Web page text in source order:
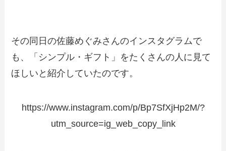
その同日の佐藤めぐみさんのインスタグラムで
も、「シンプル・ギフト」をたくさんの人に見て
ほしいと紹介していたのです。
https://www.instagram.com/p/Bp7SfXjHp2M/?
utm_source=ig_web_copy_link